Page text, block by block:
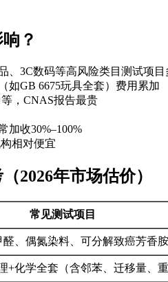
？
、3C数码等高风险类目测试项
如GB 6675玩具全套）费用累加
，CNAS报告最贵
加收30%–100%
相对便宜
2026年市场估价）
常见测试项目
、偶氮染料、可分解致癌芳香胺
+化学全套（含邻苯、迁移量、重